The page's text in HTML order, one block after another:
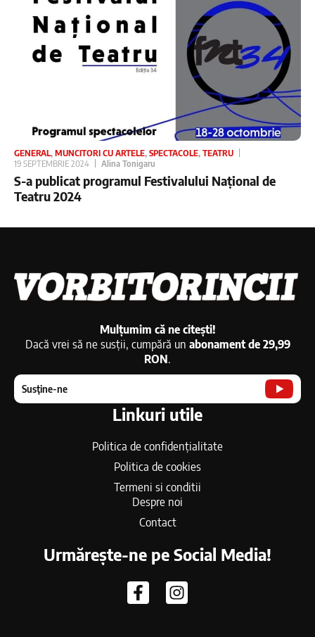
GENERAL, MUNCITORI CU ARTELE, SPECTACOLE, TEATRU
19 SEPTEMBRIE 2024
Alina Tonigaru
S-a publicat programul Festivalului Național de
Teatru 2024
Mulțumim că ne citești!
Dacă vrei să ne susții, cumpără un abonament de 29,99
RON.
Susține-ne
Linkuri utile
Politica de confidențialitate
Politica de cookies
Termeni si conditii
Despre noi
Contact
Urmărește-ne pe Social Media!